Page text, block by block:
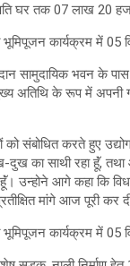
घर तक 07 लाख 20
सामुदायिक भवन के
के रूप में अपनी
को संबोधित करते हुए
दुख का साथी रहा हॅूं,
उन्होने आगे कहा कि
मांगे आज पूरी कर